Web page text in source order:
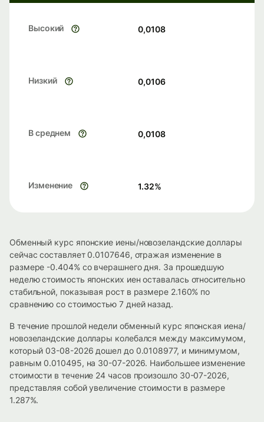
Высокий 0,0108
Низкий 0,0106
В среднем 0,0108
Изменение 1.32%
Обменный курс японские иены/новозеландские доллары
сейчас составляет 0.0107646, отражая изменение в
размере -0.404% со вчерашнего дня. За прошедшую
неделю стоимость японских иен оставалась относительно
стабильной, показывая рост в размере 2.160% по
сравнению со стоимостью 7 дней назад.
В течение прошлой недели обменный курс японская иена/
новозеландские доллары колебался между максимумом,
который 03-08-2026 дошел до 0.0108977, и минимумом,
равным 0.010495, на 30-07-2026. Наибольшее изменение
стоимости в течение 24 часов произошло 30-07-2026,
представляя собой увеличение стоимости в размере
1.287%.